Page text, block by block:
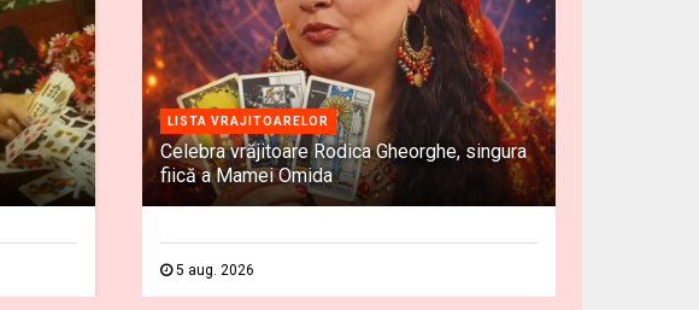
LISTA VRAJITOARELOR
Celebra vrăjitoare Rodica Gheorghe, singura
fiică a Mamei Omida
5 aug. 2026